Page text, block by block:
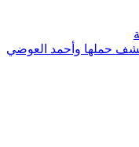
حملها وأحمد العوضي